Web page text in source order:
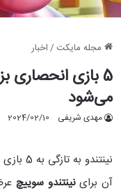
مجله مایکت /اخبار
5 بازی انحصاری
می‌شود
مهدی شریفی 2024/02/10
آن براینینتندو سوییچ